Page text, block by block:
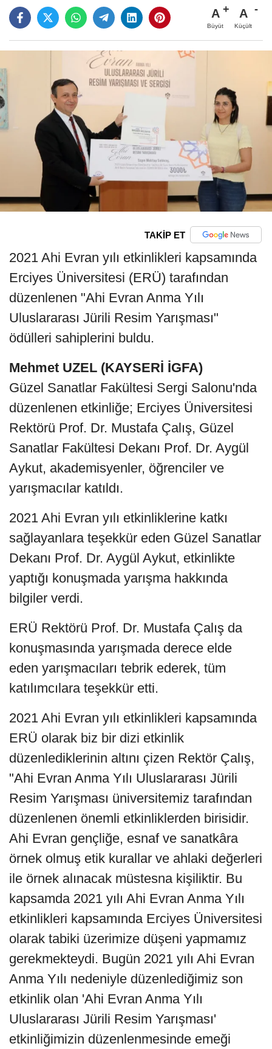
A
Büyüt
A
Küçült
TAKİP ET
2021 Ahi Evran yılı etkinlikleri kapsamında
Erciyes Üniversitesi (ERÜ) tarafından
düzenlenen "Ahi Evran Anma Yılı
Uluslararası Jürili Resim Yarışması"
ödülleri sahiplerini buldu.
Mehmet UZEL (KAYSERİ İGFA)
Güzel Sanatlar Fakültesi Sergi Salonu'nda
düzenlenen etkinliğe; Erciyes Üniversitesi
Rektörü Prof. Dr. Mustafa Çalış, Güzel
Sanatlar Fakültesi Dekanı Prof. Dr. Aygül
Aykut, akademisyenler, öğrenciler ve
yarışmacılar katıldı.
2021 Ahi Evran yılı etkinliklerine katkı
sağlayanlara teşekkür eden Güzel Sanatlar
Dekanı Prof. Dr. Aygül Aykut, etkinlikte
yaptığı konuşmada yarışma hakkında
bilgiler verdi.
ERÜ Rektörü Prof. Dr. Mustafa Çalış da
konuşmasında yarışmada derece elde
eden yarışmacıları tebrik ederek, tüm
katılımcılara teşekkür etti.
2021 Ahi Evran yılı etkinlikleri kapsamında
ERÜ olarak biz bir dizi etkinlik
düzenlediklerinin altını çizen Rektör Çalış,
"Ahi Evran Anma Yılı Uluslararası Jürili
Resim Yarışması üniversitemiz tarafından
düzenlenen önemli etkinliklerden birisidir.
Ahi Evran gençliğe, esnaf ve sanatkâra
örnek olmuş etik kurallar ve ahlaki değerleri
ile örnek alınacak müstesna kişiliktir. Bu
kapsamda 2021 yılı Ahi Evran Anma Yılı
etkinlikleri kapsamında Erciyes Üniversitesi
olarak tabiki üzerimize düşeni yapmamız
gerekmekteydi. Bugün 2021 yılı Ahi Evran
Anma Yılı nedeniyle düzenlediğimiz son
etkinlik olan 'Ahi Evran Anma Yılı
Uluslararası Jürili Resim Yarışması'
etkinliğimizin düzenlenmesinde emeği